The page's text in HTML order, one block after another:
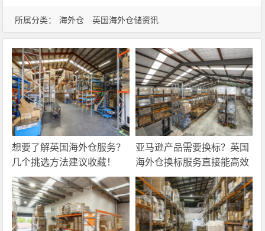
所属分类： 海外仓 英国海外仓储资讯
想要了解英国海外仓服务？
几个挑选方法建议收藏！
亚马逊产品需要换标？英国
海外仓换标服务直接能高效
解决！